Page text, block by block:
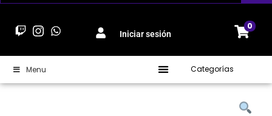
Iniciar sesión
0
Menu Categorías